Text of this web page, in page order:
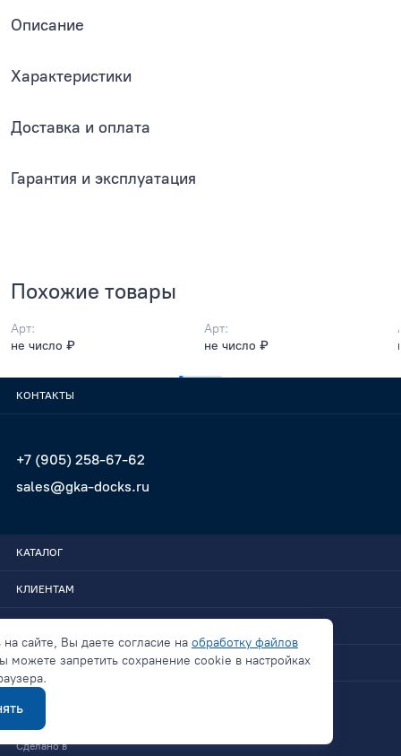
Описание
Характеристики
Доставка и оплата
Гарантия и эксплуатация
Похожие товары
Арт:
не число ₽
Арт:
не число ₽
КОНТАКТЫ
+7 (905) 258-67-62
sales@gka-docks.ru
КАТАЛОГ
КЛИЕНТАМ
СВЯЗАТЬСЯ
Политика конфиденциальности
Сделано в
на сайте, Вы даете согласие на обработку файлов
можете запретить сохранение cookie в настройках